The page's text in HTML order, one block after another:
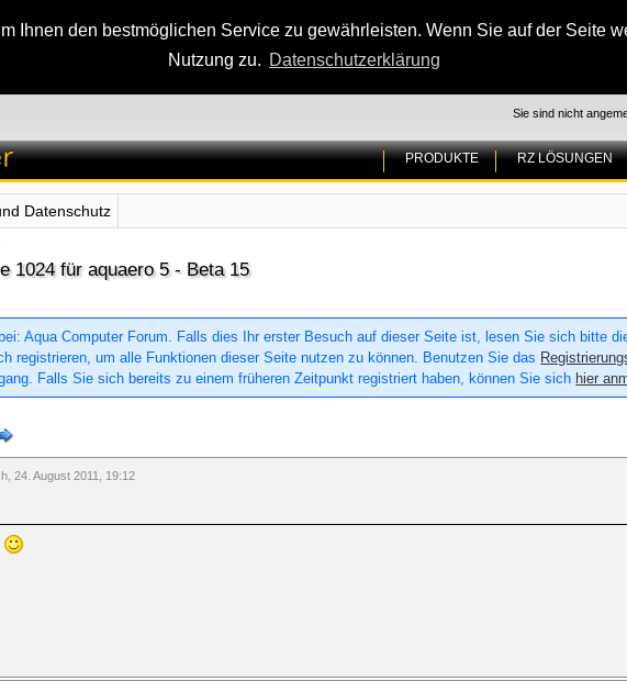
Ihnen den bestmöglichen Service zu gewährleisten. Wenn Sie auf der Seite
Nutzung zu. Datenschutzerklärung
Sie sind nicht
PRODUKTE RZ LÖSUNGEN
Datenschutz
1024 für aquaero 5 - Beta 15
Aqua Computer Forum. Falls dies Ihr erster Besuch auf dieser Seite ist, lesen Sie sich bitte
registrieren, um alle Funktionen dieser Seite nutzen zu können. Benutzen Sie das
Falls Sie sich bereits zu einem früheren Zeitpunkt registriert haben, können Sie sich hier
24. August 2011, 19:12